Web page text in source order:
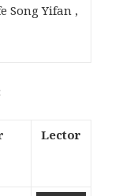
Song Yifan ,
Lector